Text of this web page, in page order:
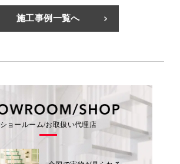
施工事例一覧へ
ショールーム/お取扱い代理店